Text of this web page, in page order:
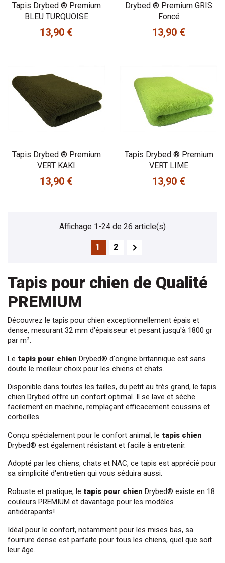
Tapis Drybed ® Premium
BLEU TURQUOISE
Prix
13,90 €
Drybed ® Premium GRIS
Foncé
Prix
13,90 €
Tapis Drybed ® Premium
VERT KAKI
Prix
13,90 €
Tapis Drybed ® Premium
VERT LIME
Prix
13,90 €
Affichage 1-24 de 26 article(s)
1 2 
Tapis pour chien de Qualité
PREMIUM
Découvrez le tapis pour chien exceptionnellement épais et
dense, mesurant 32 mm d'épaisseur et pesant jusqu'à 1800 gr
par m².
Le tapis pour chien Drybed® d'origine britannique est sans
doute le meilleur choix pour les chiens et chats.
Disponible dans toutes les tailles, du petit au très grand, le tapis
chien Drybed offre un confort optimal. Il se lave et sèche
facilement en machine, remplaçant efficacement coussins et
corbeilles.
Conçu spécialement pour le confort animal, le tapis chien
Drybed® est également résistant et facile à entretenir.
Adopté par les chiens, chats et NAC, ce tapis est apprécié pour
sa simplicité d'entretien qui vous séduira aussi.
Robuste et pratique, le tapis pour chien Drybed® existe en 18
couleurs PREMIUM et davantage pour les modèles
antidérapants!
Idéal pour le confort, notamment pour les mises bas, sa
fourrure dense est parfaite pour tous les chiens, quel que soit
leur âge.